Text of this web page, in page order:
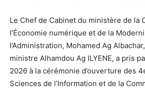
Le Chef de Cabinet du ministère de la
l’Économie numérique et de la
l’Administration, Mohamed Ag
ministre Alhamdou Ag ILYENE, a pris
2026 à la cérémonie d’ouverture des
Sciences de l’Information et de la